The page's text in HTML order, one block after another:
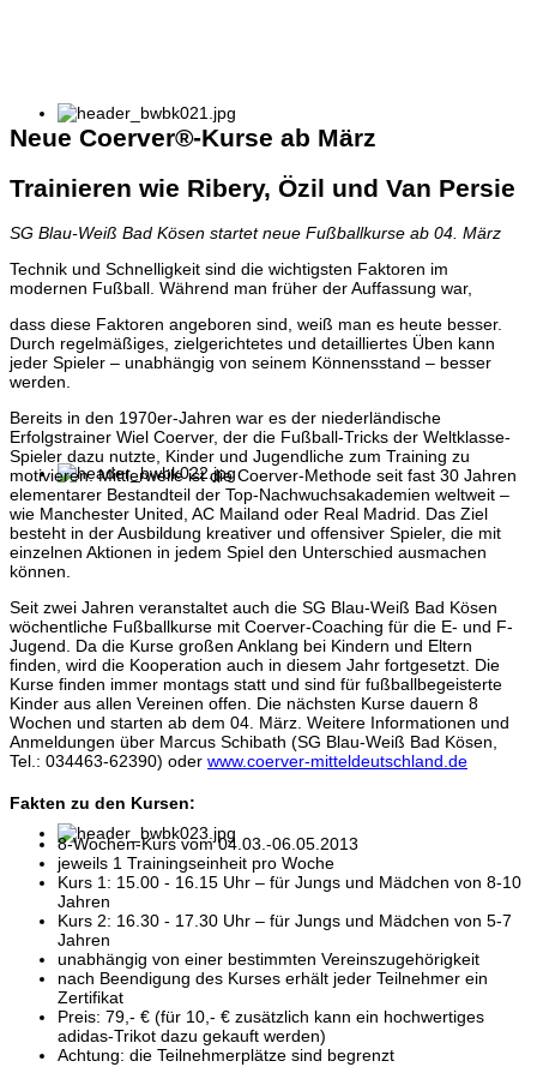
Neue Coerver®-Kurse ab März
Trainieren wie Ribery, Özil und Van Persie
SG Blau-Weiß Bad Kösen startet neue Fußballkurse ab 04. März
Technik und Schnelligkeit sind die wichtigsten Faktoren im
modernen Fußball. Während man früher der Auffassung war,
dass diese Faktoren angeboren sind, weiß man es heute besser.
Durch regelmäßiges, zielgerichtetes und detailliertes Üben kann
jeder Spieler – unabhängig von seinem Könnensstand – besser
werden.
Bereits in den 1970er-Jahren war es der niederländische
Erfolgstrainer Wiel Coerver, der die Fußball-Tricks der Weltklasse-
Spieler dazu nutzte, Kinder und Jugendliche zum Training zu
motivieren. Mittlerweile ist die Coerver-Methode seit fast 30 Jahren
elementarer Bestandteil der Top-Nachwuchsakademien weltweit –
wie Manchester United, AC Mailand oder Real Madrid. Das Ziel
besteht in der Ausbildung kreativer und offensiver Spieler, die mit
einzelnen Aktionen in jedem Spiel den Unterschied ausmachen
können.
Seit zwei Jahren veranstaltet auch die SG Blau-Weiß Bad Kösen
wöchentliche Fußballkurse mit Coerver-Coaching für die E- und F-
Jugend. Da die Kurse großen Anklang bei Kindern und Eltern
finden, wird die Kooperation auch in diesem Jahr fortgesetzt. Die
Kurse finden immer montags statt und sind für fußballbegeisterte
Kinder aus allen Vereinen offen. Die nächsten Kurse dauern 8
Wochen und starten ab dem 04. März. Weitere Informationen und
Anmeldungen über Marcus Schibath (SG Blau-Weiß Bad Kösen,
Tel.: 034463-62390) oder www.coerver-mitteldeutschland.de
Fakten zu den Kursen:
8-Wochen-Kurs vom 04.03.-06.05.2013
jeweils 1 Trainingseinheit pro Woche
Kurs 1: 15.00 - 16.15 Uhr – für Jungs und Mädchen von 8-10
Jahren
Kurs 2: 16.30 - 17.30 Uhr – für Jungs und Mädchen von 5-7
Jahren
unabhängig von einer bestimmten Vereinszugehörigkeit
nach Beendigung des Kurses erhält jeder Teilnehmer ein
Zertifikat
Preis: 79,- € (für 10,- € zusätzlich kann ein hochwertiges
adidas-Trikot dazu gekauft werden)
Achtung: die Teilnehmerplätze sind begrenzt